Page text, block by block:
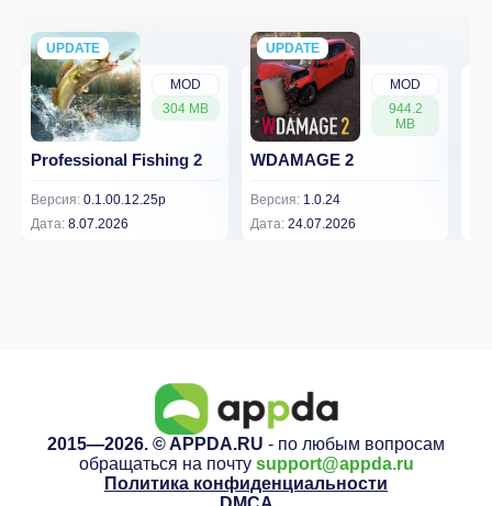
MOD
304 MB
UPDATE
NEW
Professional Fishing 2
Версия: 0.1.00.12.25p
Дата: 8.07.2026
MOD
944.2
MB
UPDATE
NEW
WDAMAGE 2
Версия: 1.0.24
Дата: 24.07.2026
2015—2026. © APPDA.RU - по любым вопросам
обращаться на почту support@appda.ru
Политика конфиденциальности